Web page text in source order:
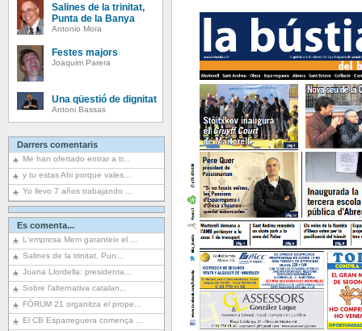
Salines de la trinitat,
Punta de la Banya
Antonio Mora
Festes majors
Joaquim Parera
Una qüestió de dignitat
Antoni Bassas
Darrers comentaris
Me han ofertado entrar a tr...
y tu estas Ahi porque vales...
Yo llevo 7 años trabajando ...
Es comenta...
L'empresa Mem garanteix el ...
Salines de la trinitat, Pun...
Joana Llordella: presidenta...
Sobre l'alternativa catalan...
FÒRUM 21 organitza el prope...
El CB Esparreguera comença ...